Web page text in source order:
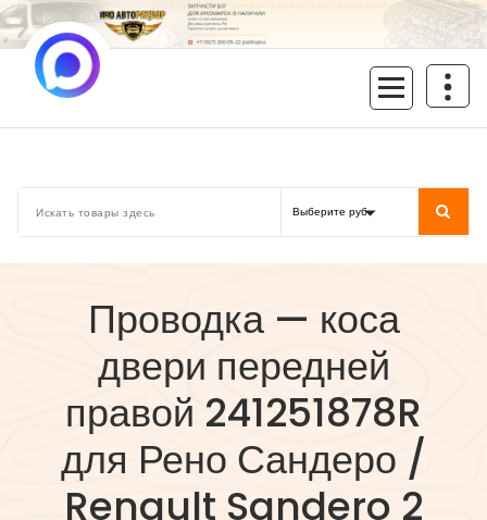
Перейти
к
содержимому
Проводка — коса
двери передней
правой 241251878R
для Рено Сандеро /
Renault Sandero 2